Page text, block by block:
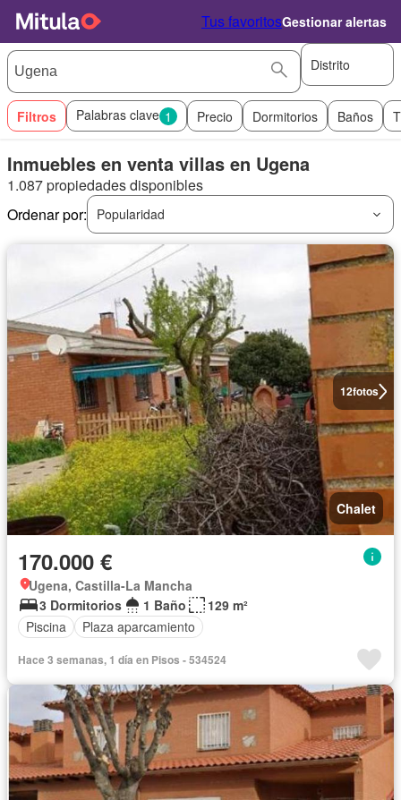
Tus favoritosGestionar alertas
Distrito
Filtros Palabras clave 1 Precio Dormitorios Baños
Inmuebles en venta villas en Ugena
1.087 propiedades disponibles
Ordenar por:
Popularidad
12fotos
Chalet
170.000 €
Ugena, Castilla-La Mancha
3 Dormitorios
1 Baño
129 m²
Piscina
Plaza aparcamiento
Hace 3 semanas, 1 día en Pisos - 534524